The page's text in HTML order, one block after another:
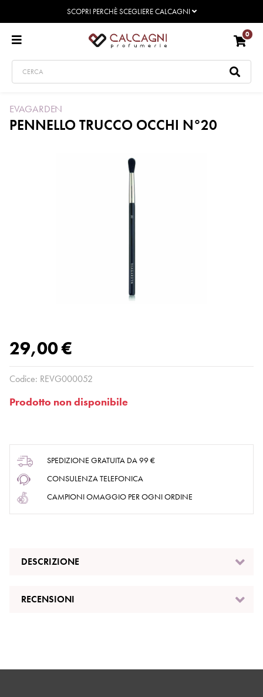
SCOPRI PERCHÈ SCEGLIERE CALCAGNI
0
EVAGARDEN
PENNELLO TRUCCO OCCHI N°20
29,00 €
Codice: REVG000052
Prodotto non disponibile
SPEDIZIONE GRATUITA DA 99 €
CONSULENZA TELEFONICA
CAMPIONI OMAGGIO PER OGNI ORDINE
DESCRIZIONE
RECENSIONI